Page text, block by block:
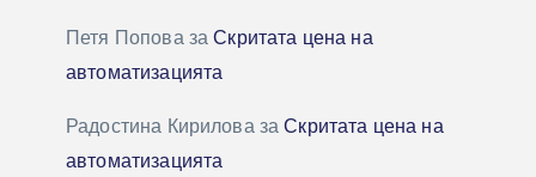
Петя ПоповазаСкритата цена на
автоматизацията
Радостина КириловазаСкритата цена на
автоматизацията